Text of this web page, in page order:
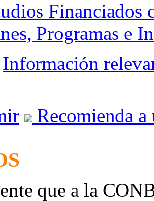
Financiados
Programas e
Información
Recomienda
que a la